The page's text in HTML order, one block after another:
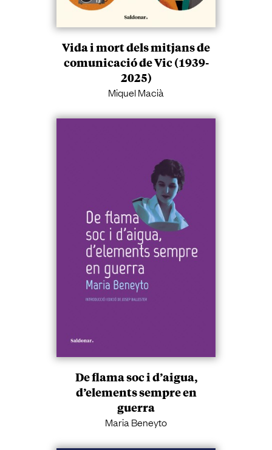
Vida i mort dels mitjans de
comunicació de Vic (1939-
2025)
Miquel Macià
De flama soc i d’aigua,
d’elements sempre en
guerra
Maria Beneyto